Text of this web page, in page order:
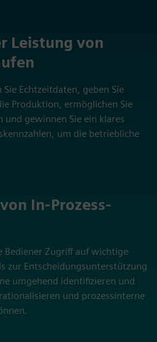
Leistung von
Echtzeitdaten, geben Sie
Produktion, ermöglichen Sie
und gewinnen Sie ein klares
um die betriebliche
In-Prozess-
Bediener Zugriff auf wichtige
zur Entscheidungsunterstützung
umgehend identifizieren und
und prozessinterne